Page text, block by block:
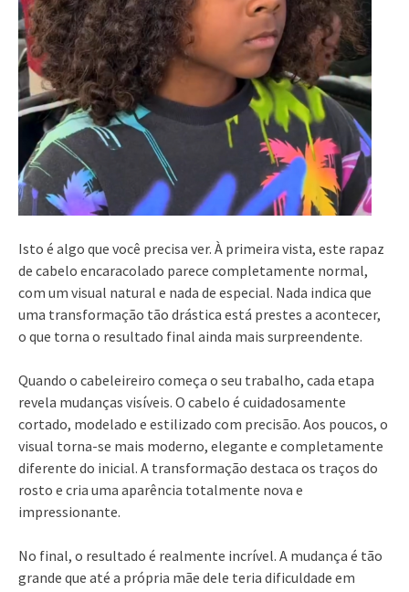
Isto é algo que você precisa ver. À primeira vista, este rapaz
de cabelo encaracolado parece completamente normal,
com um visual natural e nada de especial. Nada indica que
uma transformação tão drástica está prestes a acontecer,
o que torna o resultado final ainda mais surpreendente.
Quando o cabeleireiro começa o seu trabalho, cada etapa
revela mudanças visíveis. O cabelo é cuidadosamente
cortado, modelado e estilizado com precisão. Aos poucos, o
visual torna-se mais moderno, elegante e completamente
diferente do inicial. A transformação destaca os traços do
rosto e cria uma aparência totalmente nova e
impressionante.
No final, o resultado é realmente incrível. A mudança é tão
grande que até a própria mãe dele teria dificuldade em